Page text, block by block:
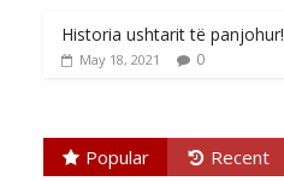
Historia ushtarit të panjohur!
May 18, 2021 0
Popular Recent